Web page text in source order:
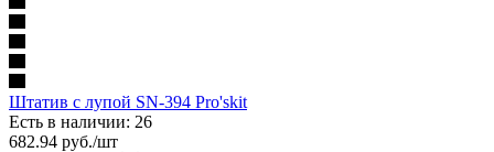
Штатив с лупой SN-394 Pro'skit
Есть в наличии: 26
682.94 руб./шт